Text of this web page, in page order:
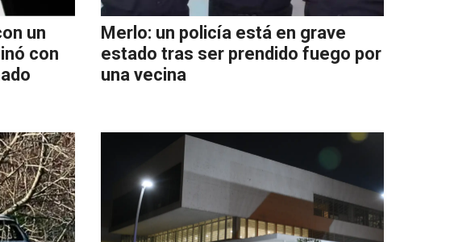
un
con
Merlo: un policía está en grave
estado tras ser prendido fuego por
una vecina